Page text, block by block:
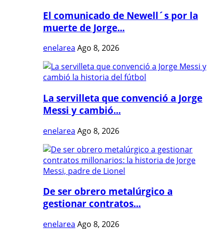
El comunicado de Newell´s por la
muerte de Jorge...
enelarea Ago 8, 2026
La servilleta que convenció a Jorge
Messi y cambió...
enelarea Ago 8, 2026
De ser obrero metalúrgico a
gestionar contratos...
enelarea Ago 8, 2026